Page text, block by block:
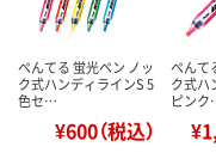
ぺんてる 蛍光ペン ノッ
ク式ハンディラインS 5
色セ…
¥600（税込）
ぺんて
ク式ハ
ピン